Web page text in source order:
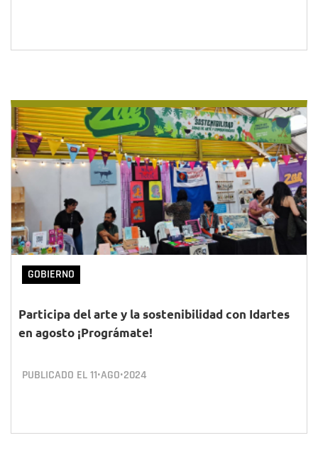
GOBIERNO
Participa del arte y la sostenibilidad con Idartes
en agosto ¡Prográmate!
PUBLICADO EL11•AGO•2024